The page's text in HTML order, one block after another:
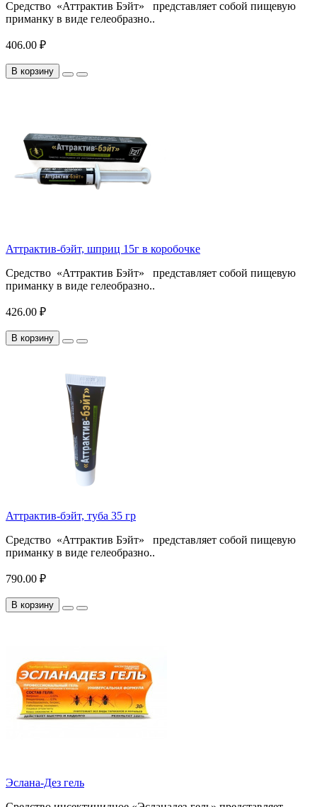
Средство «Аттрактив Бэйт» представляет собой пищевую
приманку в виде гелеобразно..
406.00 ₽
В корзину
Аттрактив-бэйт, шприц 15г в коробочке
Средство «Аттрактив Бэйт» представляет собой пищевую
приманку в виде гелеобразно..
426.00 ₽
В корзину
Аттрактив-бэйт, туба 35 гр
Средство «Аттрактив Бэйт» представляет собой пищевую
приманку в виде гелеобразно..
790.00 ₽
В корзину
Эслана-Дез гель